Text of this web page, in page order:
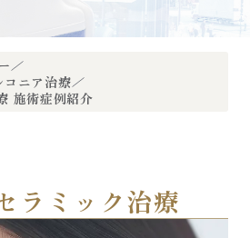
ニア治療
施術症例紹介
ラミック治療